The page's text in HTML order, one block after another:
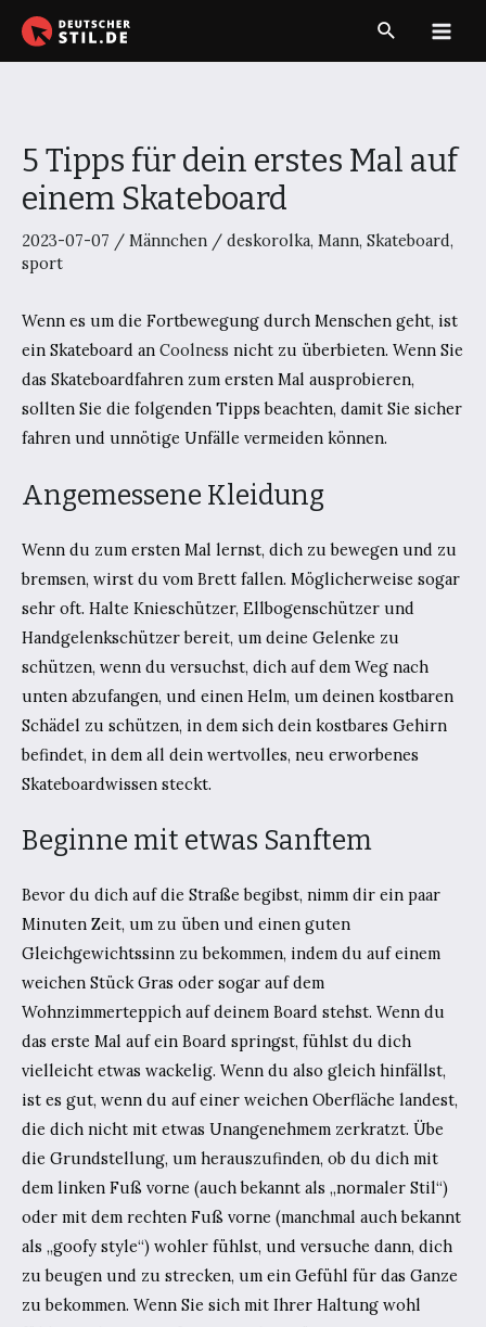
Zum
Inhalt
Suche
5 Tipps für dein erstes Mal auf
einem Skateboard
2023-07-07 / Männchen / deskorolka, Mann, Skateboard,
sport
Wenn es um die Fortbewegung durch Menschen geht, ist
ein Skateboard an Coolness nicht zu überbieten. Wenn Sie
das Skateboardfahren zum ersten Mal ausprobieren,
sollten Sie die folgenden Tipps beachten, damit Sie sicher
fahren und unnötige Unfälle vermeiden können.
Angemessene Kleidung
Wenn du zum ersten Mal lernst, dich zu bewegen und zu
bremsen, wirst du vom Brett fallen. Möglicherweise sogar
sehr oft. Halte Knieschützer, Ellbogenschützer und
Handgelenkschützer bereit, um deine Gelenke zu
schützen, wenn du versuchst, dich auf dem Weg nach
unten abzufangen, und einen Helm, um deinen kostbaren
Schädel zu schützen, in dem sich dein kostbares Gehirn
befindet, in dem all dein wertvolles, neu erworbenes
Skateboardwissen steckt.
Beginne mit etwas Sanftem
Bevor du dich auf die Straße begibst, nimm dir ein paar
Minuten Zeit, um zu üben und einen guten
Gleichgewichtssinn zu bekommen, indem du auf einem
weichen Stück Gras oder sogar auf dem
Wohnzimmerteppich auf deinem Board stehst. Wenn du
das erste Mal auf ein Board springst, fühlst du dich
vielleicht etwas wackelig. Wenn du also gleich hinfällst,
ist es gut, wenn du auf einer weichen Oberfläche landest,
die dich nicht mit etwas Unangenehmem zerkratzt. Übe
die Grundstellung, um herauszufinden, ob du dich mit
dem linken Fuß vorne (auch bekannt als „normaler Stil“)
oder mit dem rechten Fuß vorne (manchmal auch bekannt
als „goofy style“) wohler fühlst, und versuche dann, dich
zu beugen und zu strecken, um ein Gefühl für das Ganze
zu bekommen. Wenn Sie sich mit Ihrer Haltung wohl